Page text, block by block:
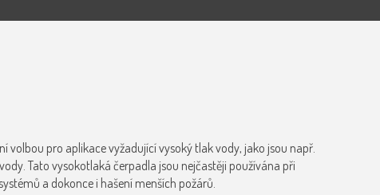
volbou pro aplikace vyžadující vysoký tlak vody, jako jsou např.
Tato vysokotlaká čerpadla jsou nejčastěji používána při
a dokonce i hašení menších požárů.